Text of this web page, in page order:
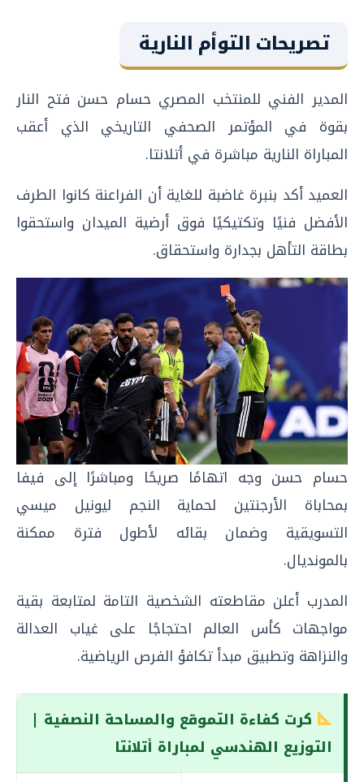
تصريحات التوأم النارية
المدير الفني للمنتخب المصري حسام حسن فتح النار
بقوة في المؤتمر الصحفي التاريخي الذي أعقب
المباراة النارية مباشرة في أتلانتا.
العميد أكد بنبرة غاضبة للغاية أن الفراعنة كانوا الطرف
الأفضل فنيًا وتكتيكيًا فوق أرضية الميدان واستحقوا
بطاقة التأهل بجدارة واستحقاق.
حسام حسن وجه اتهامًا صريحًا ومباشرًا إلى فيفا
بمحاباة الأرجنتين لحماية النجم ليونيل ميسي
التسويقية وضمان بقائه لأطول فترة ممكنة
بالمونديال.
المدرب أعلن مقاطعته الشخصية التامة لمتابعة بقية
مواجهات كأس العالم احتجاجًا على غياب العدالة
والنزاهة وتطبيق مبدأ تكافؤ الفرص الرياضية.
كرت كفاءة التموقع والمساحة النصفية |
التوزيع الهندسي لمباراة أتلانتا